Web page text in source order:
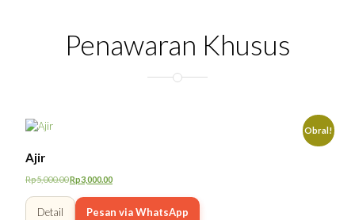
Penawaran Khusus
Obral!
Ajir
Rp5,000.00
Harga
aslinya
Rp3,000.00
Harga
saat
Detail Pesan via WhatsApp